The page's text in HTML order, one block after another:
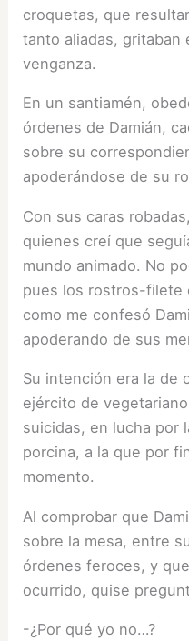
croquetas, que
tanto aliadas, gritaban
venganza.
En un santiamén,
órdenes de Damián,
sobre su
apoderándose de su
Con sus caras
quienes creí que
mundo animado. No
pues los rostros-filete
como me confesó
apoderando de sus
Su intención era la de
ejército de
suicidas, en lucha por
porcina, a la que por
momento.
Al comprobar que
sobre la mesa, entre
órdenes feroces, y
ocurrido, quise
-¿Por qué yo no…?